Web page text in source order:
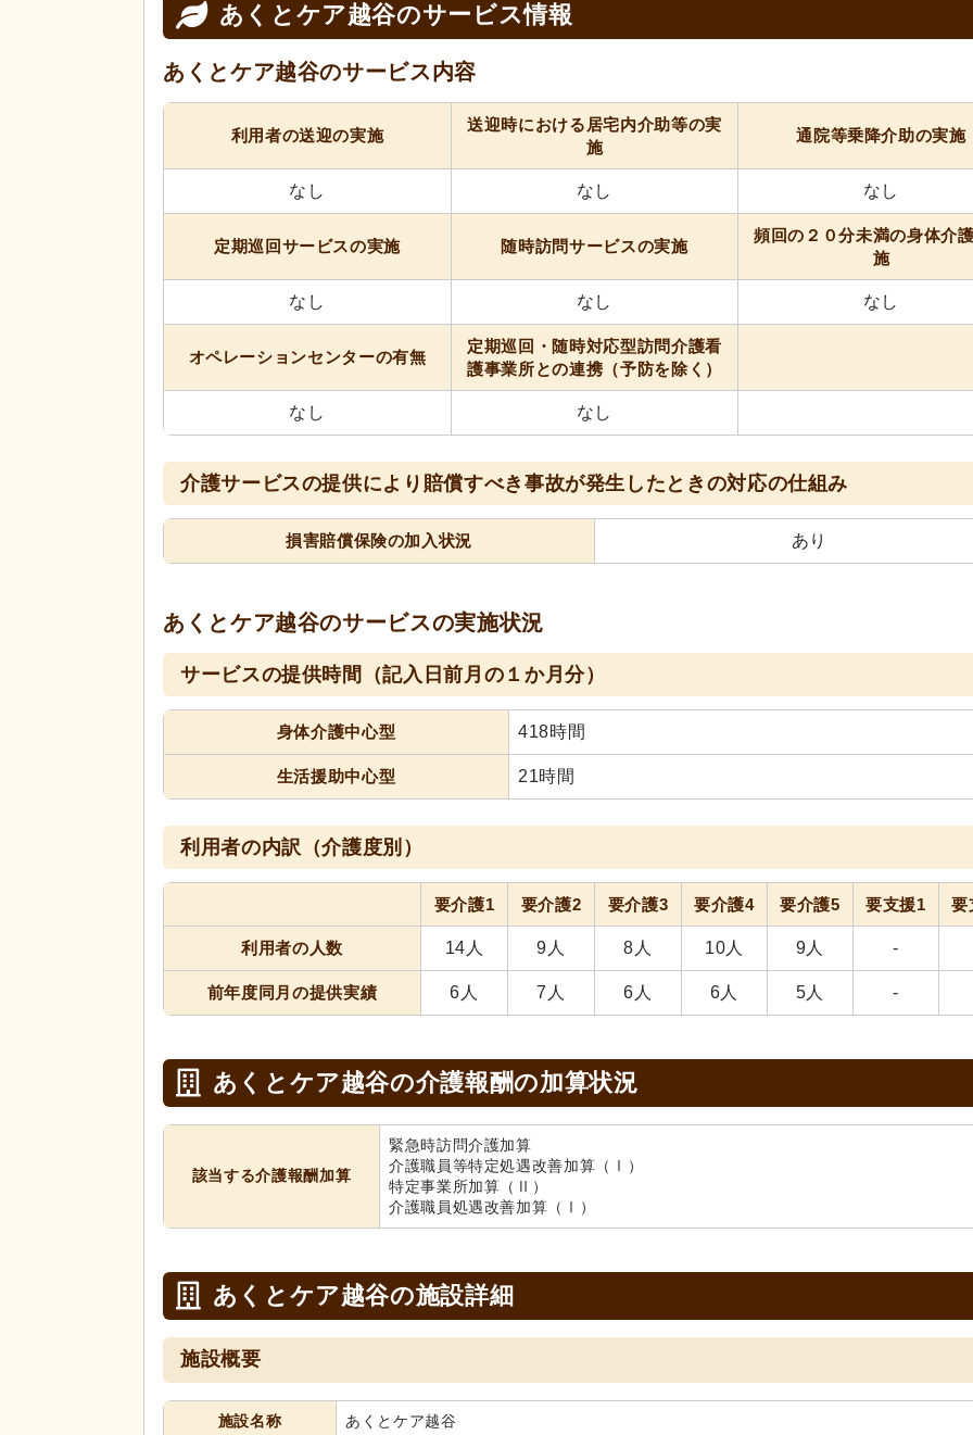
あくとケア越谷のサービス情報
あくとケア越谷のサービス内容
利用者の送迎の実施
送迎時における居宅内介助等の実
施
通院等乗降介助の実施
なし なし なし
定期巡回サービスの実施 随時訪問サービスの実施
頻回の２０分未満の身体介
施
なし なし なし
オペレーションセンターの有無
定期巡回・随時対応型訪問介護看
護事業所との連携（予防を除く）
なし なし
介護サービスの提供により賠償すべき事故が発生したときの対応の仕組み
損害賠償保険の加入状況 あり
あくとケア越谷のサービスの実施状況
サービスの提供時間（記入日前月の１か月分）
身体介護中心型 418時間
生活援助中心型 21時間
利用者の内訳（介護度別）
要介護1 要介護2 要介護3 要介護4 要介護5 要支援1 要
利用者の人数 14人 9人 8人 10人 9人 -
前年度同月の提供実績 6人 7人 6人 6人 5人 -
あくとケア越谷の介護報酬の加算状況
該当する介護報酬加算
緊急時訪問介護加算
介護職員等特定処遇改善加算（Ⅰ）
特定事業所加算（Ⅱ）
介護職員処遇改善加算（Ⅰ）
あくとケア越谷の施設詳細
施設概要
施設名称 あくとケア越谷